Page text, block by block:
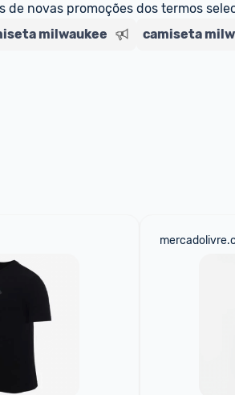
de novas promoções dos termos
milwaukee camiseta